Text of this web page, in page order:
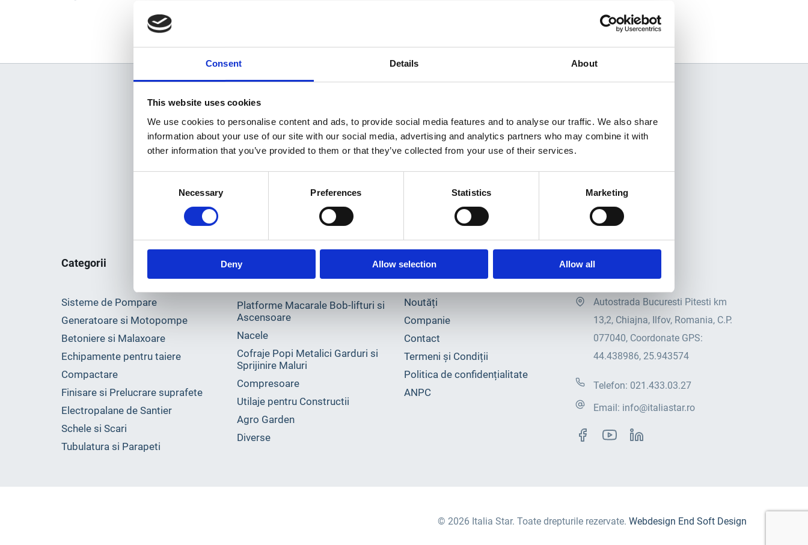
Consent Details About
This website uses cookies
We use cookies to personalise content and ads, to provide social media features and to analyse our traffic. We also share
information about your use of our site with our social media, advertising and analytics partners who may combine it with
other information that you’ve provided to them or that they’ve collected from your use of their services.
Necessary Preferences Statistics Marketing
Deny Allow selection Allow all
Newsletter
Profită de super reduceri!
Sunt de acord sa primesc newslettere
Categorii
Sisteme de Pompare
Generatoare si Motopompe
Betoniere si Malaxoare
Echipamente pentru taiere
Compactare
Finisare si Prelucrare suprafete
Electropalane de Santier
Schele si Scari
Tubulatura si Parapeti
Platforme Macarale Bob-lifturi si
Ascensoare
Nacele
Cofraje Popi Metalici Garduri si
Sprijinire Maluri
Compresoare
Utilaje pentru Constructii
Agro Garden
Diverse
Informații
Noutăți
Companie
Contact
Termeni și Condiții
Politica de confidențialitate
ANPC
Contact
Autostrada Bucuresti Pitesti km
13,2, Chiajna, Ilfov, Romania, C.P.
077040, Coordonate GPS:
44.438986, 25.943574
Telefon: 021.433.03.27
Email: info@italiastar.ro
© 2026 Italia Star. Toate drepturile rezervate. Webdesign End Soft Design